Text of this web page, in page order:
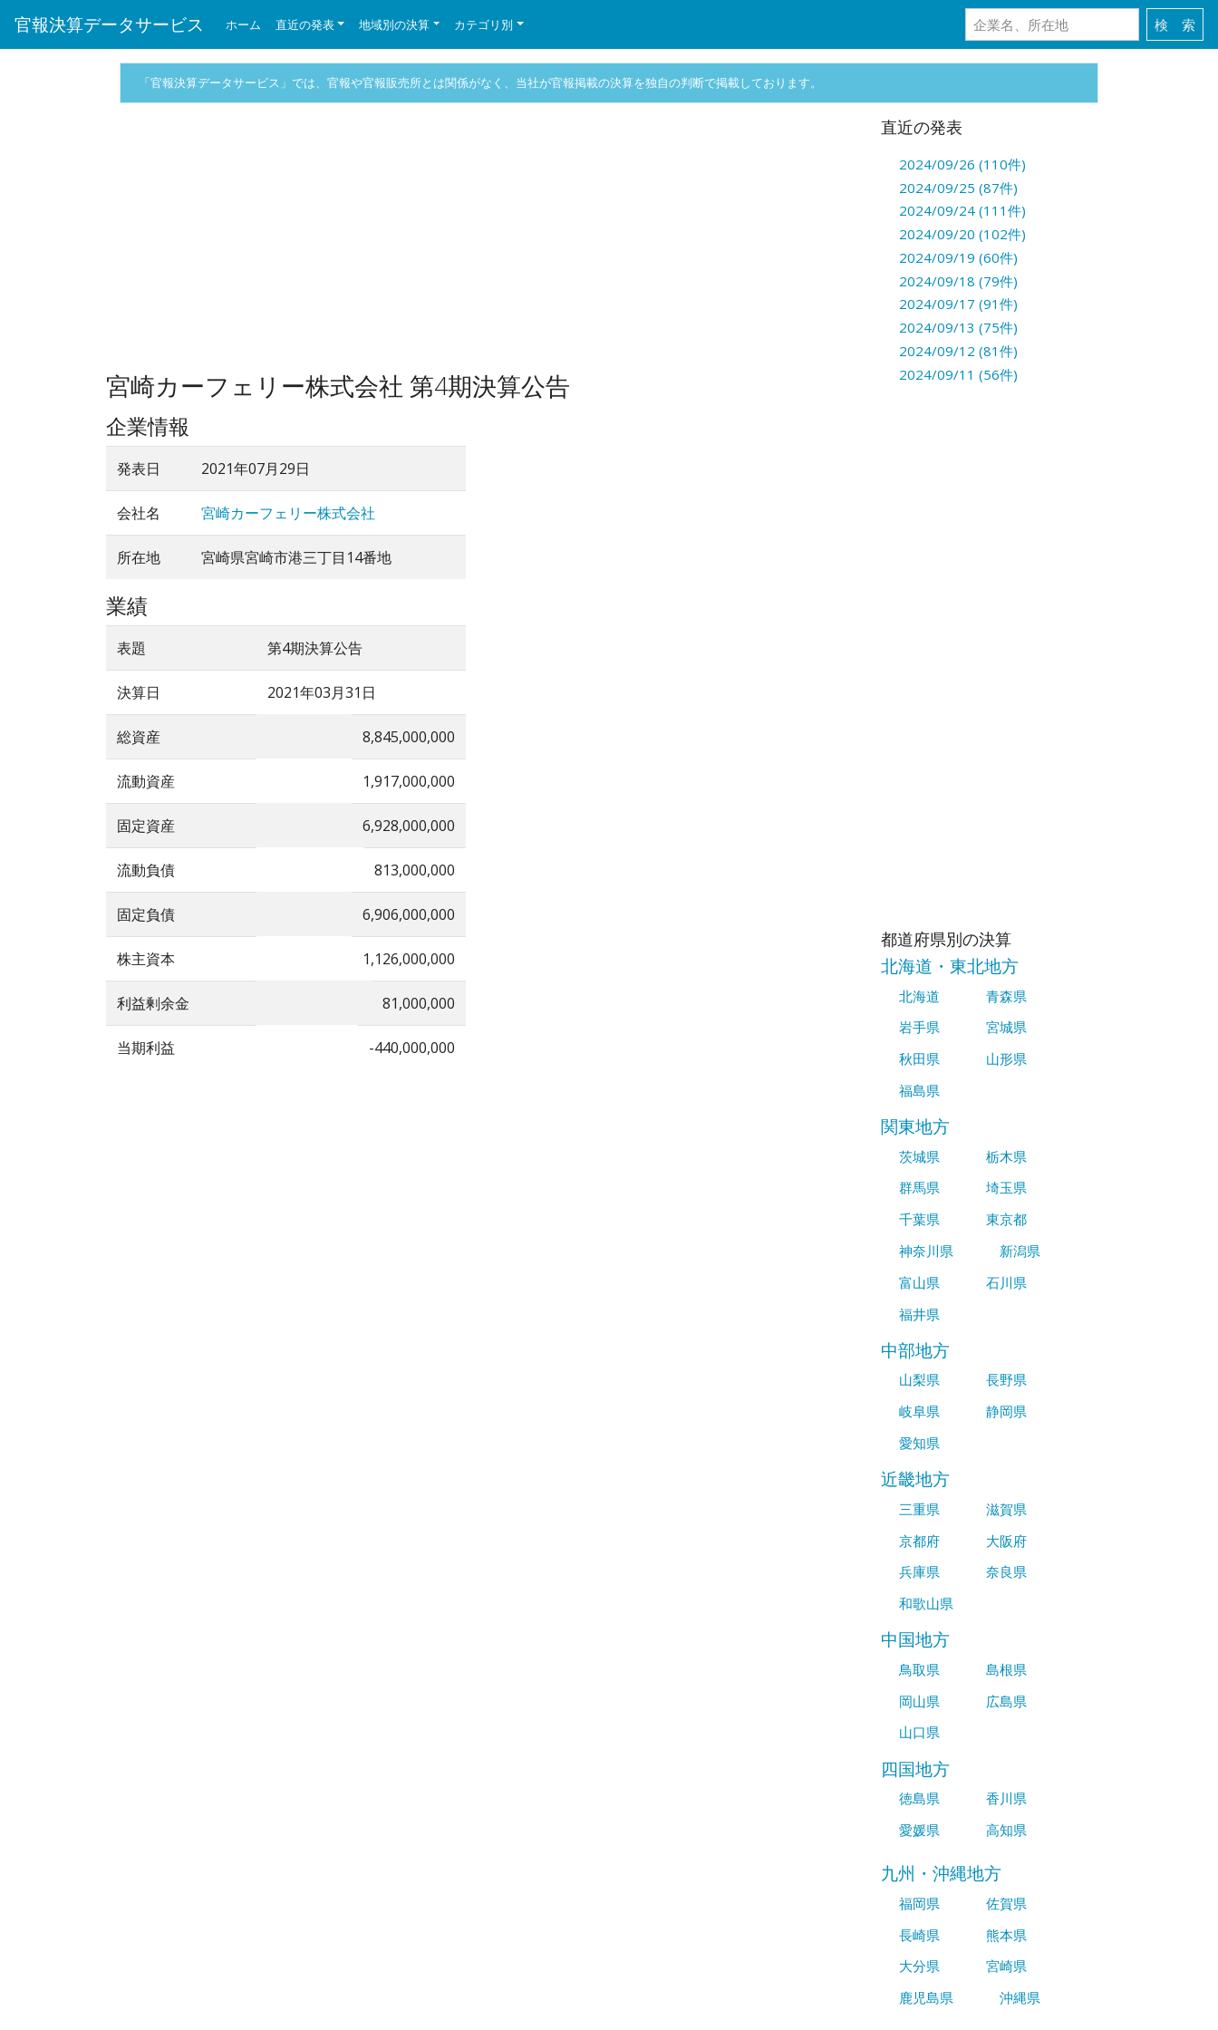
官報決算データサービス ホーム 直近の発表 地域別の決算 カテゴリ別
「官報決算データサービス」では、官報や官報販売所とは関係がなく、当社が官報掲載の決算を独自の判断で掲載しております。
宮崎カーフェリー株式会社 第4期決算公告
企業情報
発表日 2021年07月29日
会社名 宮崎カーフェリー株式会社
所在地 宮崎県宮崎市港三丁目14番地
業績
表題 第4期決算公告
決算日 2021年03月31日
総資産 8,845,000,000
流動資産 1,917,000,000
固定資産 6,928,000,000
流動負債 813,000,000
固定負債 6,906,000,000
株主資本 1,126,000,000
利益剰余金 81,000,000
当期利益 -440,000,000
直近の発表
2024/09/26 (110件)
2024/09/25 (87件)
2024/09/24 (111件)
2024/09/20 (102件)
2024/09/19 (60件)
2024/09/18 (79件)
2024/09/17 (91件)
2024/09/13 (75件)
2024/09/12 (81件)
2024/09/11 (56件)
都道府県別の決算
北海道・東北地方
北海道
青森県
岩手県
宮城県
秋田県
山形県
福島県
関東地方
茨城県
栃木県
群馬県
埼玉県
千葉県
東京都
神奈川県
新潟県
富山県
石川県
福井県
中部地方
山梨県
長野県
岐阜県
静岡県
愛知県
近畿地方
三重県
滋賀県
京都府
大阪府
兵庫県
奈良県
和歌山県
中国地方
鳥取県
島根県
岡山県
広島県
山口県
四国地方
徳島県
香川県
愛媛県
高知県
九州・沖縄地方
福岡県
佐賀県
長崎県
熊本県
大分県
宮崎県
鹿児島県
沖縄県